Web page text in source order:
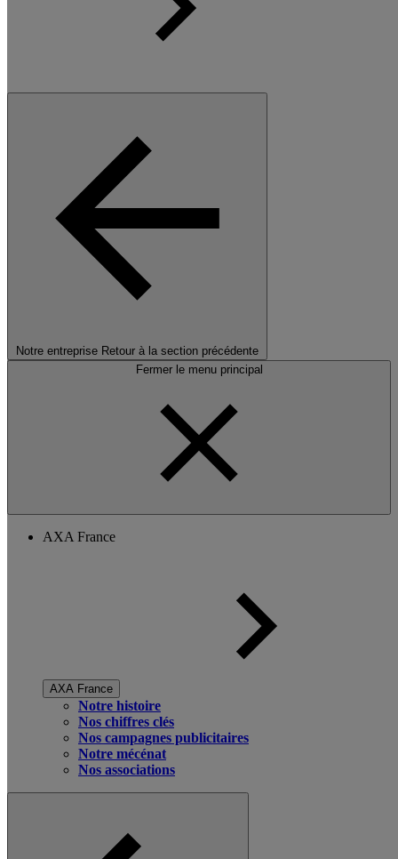
Notre entreprise Retour à la section précédente
Fermer le menu principal
AXA France
AXA France
Notre histoire
Nos chiffres clés
Nos campagnes publicitaires
Notre mécénat
Nos associations